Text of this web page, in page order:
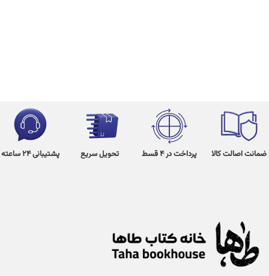
ضمانت اصالت کالا پرداخت در 4 قسط تحویل سریع پشتیبانی 24 ساعته